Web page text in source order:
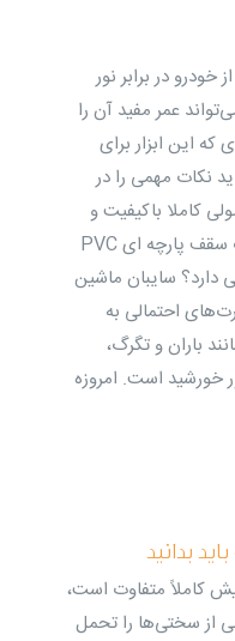
در برابر نور
عمر مفید آن را
این ابزار برای
نکات مهمی را در
کاملا باکیفیت و
سایبان ماشین
احتمالی به
باران و تگرگ،
خورشید است. امروزه
بدانید
کاملاً متفاوت است،
از سختی‌ها را تحمل